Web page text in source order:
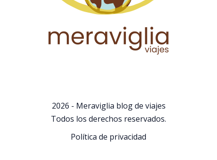
2026 - Meraviglia blog de viajes
Todos los derechos reservados.
Política de privacidad